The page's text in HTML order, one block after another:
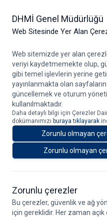
DHMİ Genel Müdürlüğü
Web Sitesinde Yer Alan
Web sitemizde yer alan
veriyi kaydetmemekte olup,
gibi temel işlevlerin yerine
yayınlanmakta olan
güncellemek ve oturum
kullanılmaktadır.
Daha detaylı bilgi için Çerezler
dokümanımızı buraya tıklayarak
Zorunlu olmayan
Zorunlu olmayan
Zorunlu çerezler
Bu çerezler, güvenlik ve ağ
için gereklidir. Her zaman açık
T.C. Ulaştırma
Devlet
DHMİ Hakkında
Duyuru Detayı
Duyuru Tarihi >
KPSS 2025/1
KPSS 2025/1 Merkezi